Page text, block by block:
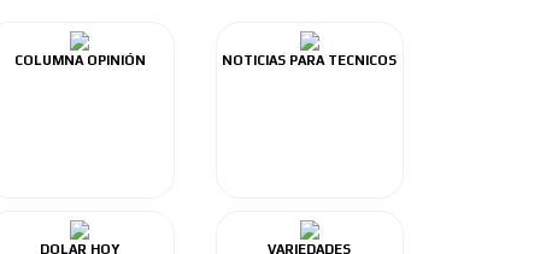
COLUMNA OPINIÓN NOTICIAS PARA TECNICOS
DOLAR HOY VARIEDADES